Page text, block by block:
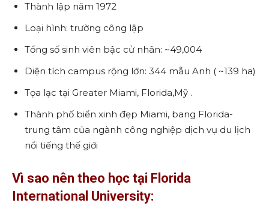
Thành lập năm 1972
Loại hình: trường công lập
Tổng số sinh viên bậc cử nhân: ~49,004
Diện tích campus rộng lớn: 344 mẫu Anh ( ~139 ha)
Tọa lạc tại Greater Miami, Florida,Mỹ .
Thành phố biển xinh đẹp Miami, bang Florida-
trung tâm của ngành công nghiệp dịch vụ du lịch
nổi tiếng thế giới
Vì sao nên theo học tại Florida
International University: